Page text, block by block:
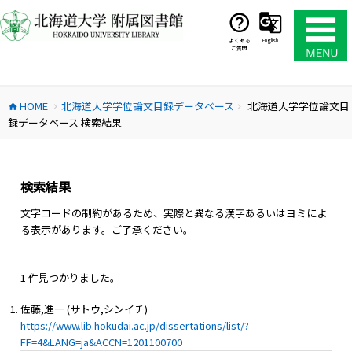
ン
テ
ス
キ
よくある
ご質問
English
home HOME chevron_right 北海道大学学位論文目録データベース chevron_right
北海道大学学位論文目
録データベース 検索結果
検索結果
文字コードの制約があるため、実際と異なる漢字あるいはヨミによ
る表示があります。ご了承ください。
1 件見つかりました。
佐藤,進一 (サトウ,シンイチ)
https://www.lib.hokudai.ac.jp/dissertations/list/?
FF=4&LANG=ja&ACCN=1201100700